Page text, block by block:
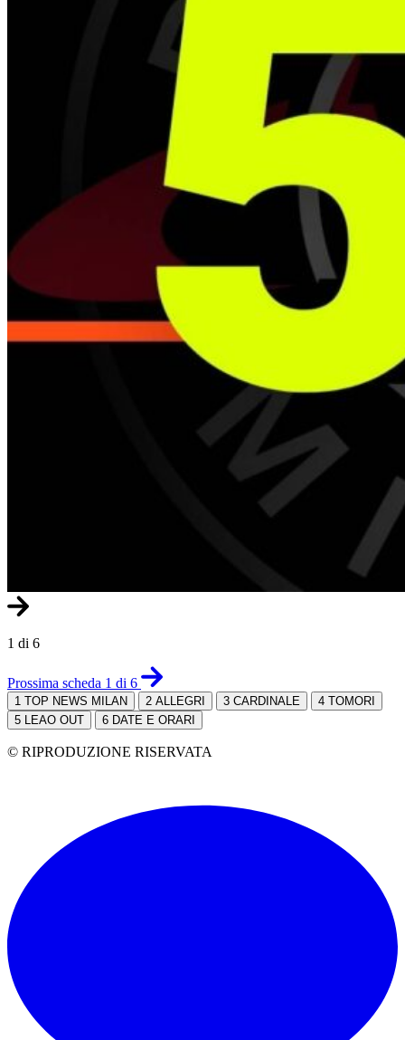
1 di 6
Prossima scheda 1 di 6
1 TOP NEWS MILAN 2 ALLEGRI 3 CARDINALE 4 TOMORI
5 LEAO OUT 6 DATE E ORARI
© RIPRODUZIONE RISERVATA